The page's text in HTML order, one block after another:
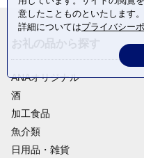
ANAオリジナル
酒
加工食品
魚介類
日用品・雑貨
意したことものといたします。
詳細についてはプライバシー